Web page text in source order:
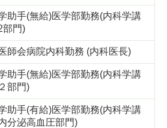
助手(無給)医学部勤務(内科学講
部門)
師会病院内科勤務 (内科医長)
助手(無給)医学部勤務(内科学講
部門)
助手(有給)医学部勤務(内科学講
分泌高血圧部門)